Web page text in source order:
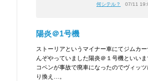
何シテル？ 07/11
陽炎＠1号機
ストーリアというマイナー車にてジムカー
んぞやっていました陽炎＠１号機といいま
コペンが事故で廃車になったのでヴィッ
り換え…。